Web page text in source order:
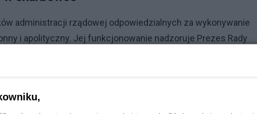
administracji rządowej odpowiedzialnych za wykonywanie
i apolityczny. Jej funkcjonowanie nadzoruje Prezes Rady
1742 urzędy, w których przeciętne zatrudnienie